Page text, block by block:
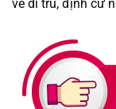
về di trú, định cư